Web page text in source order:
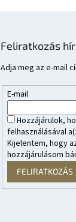
Feliratkozás
Adja meg az e-mail
E-mail
Hozzájárulok,
felhasználásával
Kijelentem, hogy
hozzájárulásom
FELIRATKOZÁS